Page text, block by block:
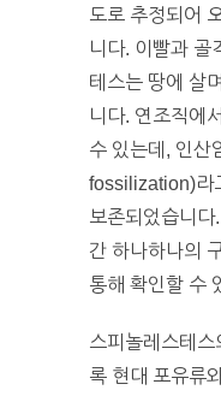
도로 추정되어
니다. 이빨과 골
테스는 땅에 살
니다. 연조직에
수 있는데, 인
fossilization)라
보존되었습니
간 하나하나의
통해 확인할 수
스피놀레스테
록 현대 포유류